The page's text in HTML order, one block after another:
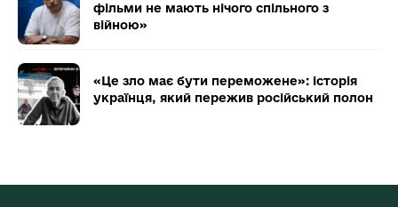
фільми не мають нічого спільного з
війною»
«Це зло має бути переможене»: історія
українця, який пережив російський полон